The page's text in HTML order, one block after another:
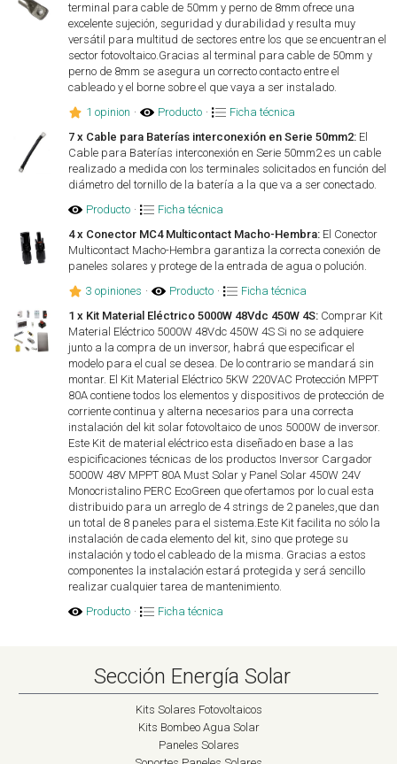
terminal para cable de 50mm y perno de 8mm ofrece una
excelente sujeción, seguridad y durabilidad y resulta muy
versátil para multitud de sectores entre los que se encuentran el
sector fotovoltaico.Gracias al terminal para cable de 50mm y
perno de 8mm se asegura un correcto contacto entre el
cableado y el borne sobre el que vaya a ser instalado.
1 opinion · Producto ·
Ficha técnica
7 x Cable para Baterías interconexión en Serie 50mm2: El
Cable para Baterías interconexión en Serie 50mm2 es un cable
realizado a medida con los terminales solicitados en función del
diámetro del tornillo de la batería a la que va a ser conectado.
Producto ·
Ficha técnica
4 x Conector MC4 Multicontact Macho-Hembra: El Conector
Multicontact Macho-Hembra garantiza la correcta conexión de
paneles solares y protege de la entrada de agua o polución.
3 opiniones · Producto ·
Ficha técnica
1 x Kit Material Eléctrico 5000W 48Vdc 450W 4S: Comprar Kit
Material Eléctrico 5000W 48Vdc 450W 4S Si no se adquiere
junto a la compra de un inversor, habrá que especificar el
modelo para el cual se desea. De lo contrario se mandará sin
montar. El Kit Material Eléctrico 5KW 220VAC Protección MPPT
80A contiene todos los elementos y dispositivos de protección de
corriente continua y alterna necesarios para una correcta
instalación del kit solar fotovoltaico de unos 5000W de inversor.
Este Kit de material eléctrico esta diseñado en base a las
espicificaciones técnicas de los productos Inversor Cargador
5000W 48V MPPT 80A Must Solar y Panel Solar 450W 24V
Monocristalino PERC EcoGreen que ofertamos por lo cual esta
distribuido para un arreglo de 4 strings de 2 paneles,que dan
un total de 8 paneles para el sistema.Este Kit facilita no sólo la
instalación de cada elemento del kit, sino que protege su
instalación y todo el cableado de la misma. Gracias a estos
componentes la instalación estará protegida y será sencillo
realizar cualquier tarea de mantenimiento.
Producto · Ficha técnica
Sección Energía Solar
Kits Solares Fotovoltaicos
Kits Bombeo Agua Solar
Paneles Solares